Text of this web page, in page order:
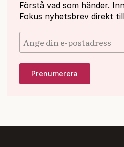
Förstå vad som händer.
Fokus nyhetsbrev direkt